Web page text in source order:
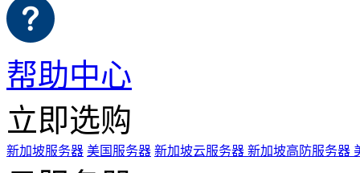
帮助中心
立即选购
新加坡服务器 美国服务器 新加坡云服务器 新加坡高防服务器